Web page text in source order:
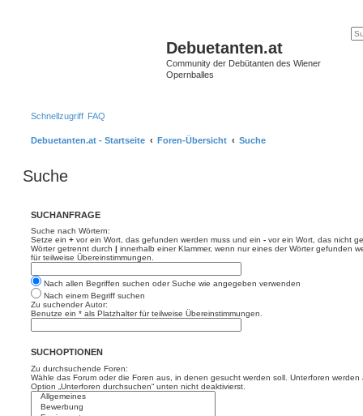
Debuetanten.at
Community der Debütanten des Wiener
Opernballes
Schnellzugriff FAQ
Debuetanten.at - Startseite Foren-Übersicht Suche
Suche
SUCHANFRAGE
Suche nach Wörtern:
Setze ein + vor ein Wort, das gefunden werden muss und ein - vor ein Wort, das nicht
Wörter getrennt durch | innerhalb einer Klammer, wenn nur eines der Wörter gefunden
für teilweise Übereinstimmungen.
Nach allen Begriffen suchen oder Suche wie angegeben verwenden
Nach einem Begriff suchen
Zu suchender Autor:
Benutze ein * als Platzhalter für teilweise Übereinstimmungen.
SUCHOPTIONEN
Zu durchsuchende Foren:
Wähle das Forum oder die Foren aus, in denen gesucht werden soll. Unterforen
Option „Unterforen durchsuchen“ unten nicht deaktivierst.